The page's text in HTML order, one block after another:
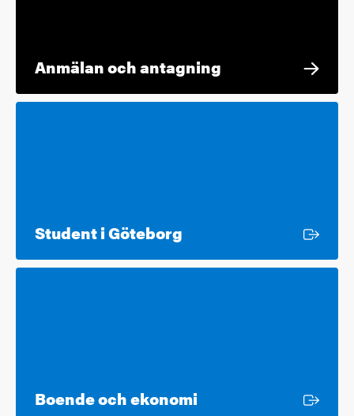
Anmälan och antagning
Student i Göteborg
Boende och ekonomi